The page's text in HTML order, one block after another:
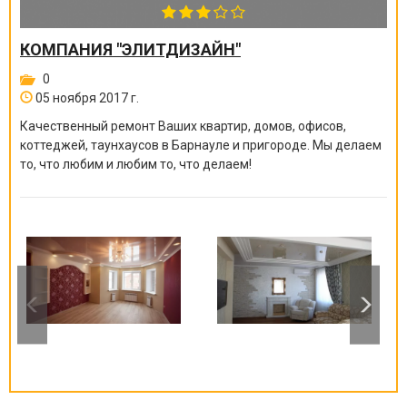
КОМПАНИЯ "ЭЛИТДИЗАЙН"
0
05 ноября 2017 г.
Качественный ремонт Ваших квартир, домов, офисов,
коттеджей, таунхаусов в Барнауле и пригороде. Мы делаем
то, что любим и любим то, что делаем!